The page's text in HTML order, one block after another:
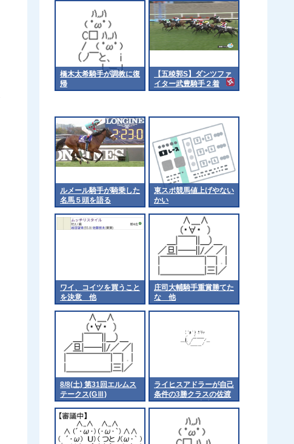
橋木太希騎手が調教に復
帰
【五稜郭S】ダンツファ
イター武豊騎手２着
ルメール騎手が騎乗した
名馬５頭を語る
東スポ競馬値上げやない
かい
ワイ、コイツを買うこと
を決意 他
庄司大輔騎手重賞勝てた
な 他
8/8(土) 第31回エルムス
テークス(GⅢ)
ライヒスアドラーが自己
条件の3勝クラスの佐渡
ステークスに出走